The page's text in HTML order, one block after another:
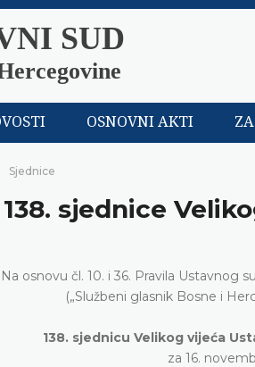
SUD
OSNOVNI AKTI
Sjednice
sjednice
Na osnovu čl. 10. i 36. Pravila Ustavnog
(„Službeni glasnik Bosne i
138. sjednicu Velikog vijeća
za 16.